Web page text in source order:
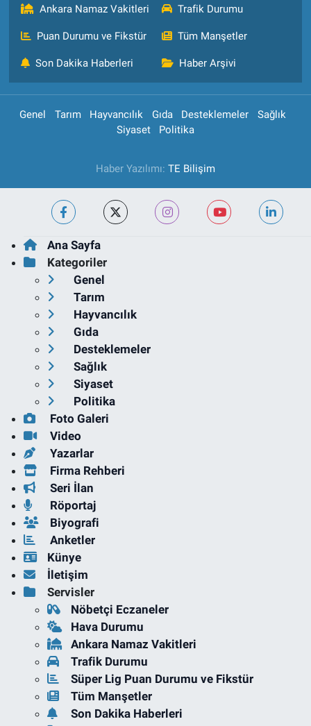
Ankara Namaz Vakitleri Trafik Durumu
Puan Durumu ve Fikstür Tüm Manşetler
Son Dakika Haberleri Haber Arşivi
Genel Tarım Hayvancılık Gıda Desteklemeler
Sağlık
Siyaset
Politika
Haber Yazılımı: TE Bilişim
Ana Sayfa
Kategoriler
Genel
Tarım
Hayvancılık
Gıda
Desteklemeler
Sağlık
Siyaset
Politika
Foto Galeri
Video
Yazarlar
Firma Rehberi
Seri İlan
Röportaj
Biyografi
Anketler
Künye
İletişim
Servisler
Nöbetçi Eczaneler
Hava Durumu
Ankara Namaz Vakitleri
Trafik Durumu
Süper Lig Puan Durumu ve Fikstür
Tüm Manşetler
Son Dakika Haberleri